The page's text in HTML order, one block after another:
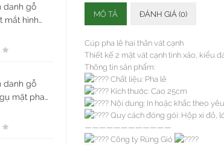
danh gỗ
mắt hình
danh gỗ
mặt pha
trọng (
khen cỡ
MÔ TẢ ĐÁNH GIÁ (0)
Cúp pha lê hai thân vát cạnh
Thiết kế 2 mặt vát cạnh tinh xảo, kiểu
Thông tin sản phẩm:
Chất liệu: Pha lê
Kích thước: Cao 25cm
Nội dung: In hoặc khắc theo
Quy cách đóng gói: Hộp xi đỏ,
————————————
Công ty Rừng Gió